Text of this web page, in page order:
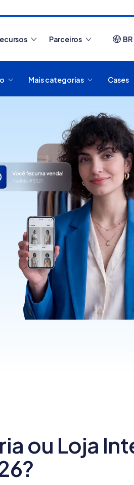
O que é plataforma
digital, como
quais são os tipos?
[guia]
Parceiros BR
Mais categorias Cases
ou Loja